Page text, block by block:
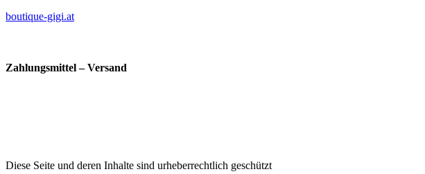
boutique-gigi.at
Zahlungsmittel – Versand
Diese Seite und deren Inhalte sind urheberrechtlich geschützt